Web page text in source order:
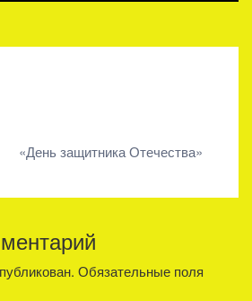
«День защитника Отечества»
Обязательные поля